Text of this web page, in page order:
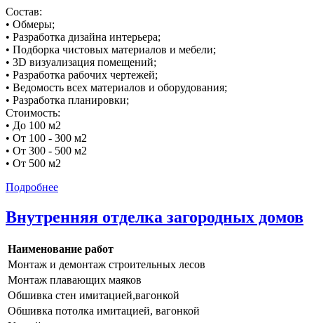
Состав:
• Обмеры;
• Разработка дизайна интерьера;
• Подборка чистовых материалов и мебели;
• 3D визуализация помещений;
• Разработка рабочих чертежей;
• Ведомость всех материалов и оборудования;
• Разработка планировки;
Стоимость:
• До 100 м2
• От 100 - 300 м2
• От 300 - 500 м2
• От 500 м2
Подробнее
Внутренняя отделка загородных домов
Наименование работ
Монтаж и демонтаж строительных лесов
Монтаж плавающих маяков
Обшивка стен имитацией,вагонкой
Обшивка потолка имитацией, вагонкой